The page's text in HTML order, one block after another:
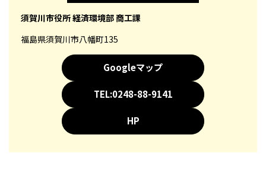
須賀川市役所 経済環境部 商工課
福島県須賀川市八幡町135
Googleマップ
TEL:0248-88-9141
HP